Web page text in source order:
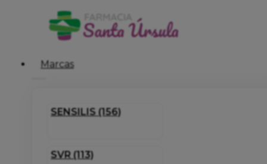
Marcas
SENSILIS (156)
SVR (113)